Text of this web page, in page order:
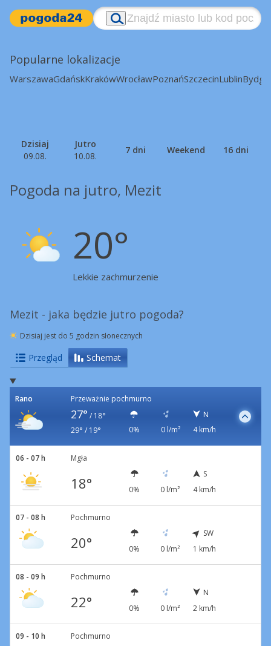
Popularne lokalizacje
WarszawaGdańskKrakówWrocławPoznańSzczecinLublin
Dzisiaj
09.08.
Jutro
10.08.
7 dni Weekend 16 dni
Pogoda na jutro, Mezit
20°
Lekkie zachmurzenie
Mezit - jaka będzie jutro pogoda?
Dzisiaj jest do 5 godzin słonecznych
Przegląd Schemat
Rano Przeważnie pochmurno
27° / 18°
29° / 19°
0% 0 l/m²
N
4 km/h
06 - 07 h Mgła
18° 0% 0 l/m²
S
4 km/h
07 - 08 h Pochmurno
20° 0% 0 l/m²
SW
1 km/h
08 - 09 h Pochmurno
22° 0% 0 l/m²
N
2 km/h
09 - 10 h Pochmurno